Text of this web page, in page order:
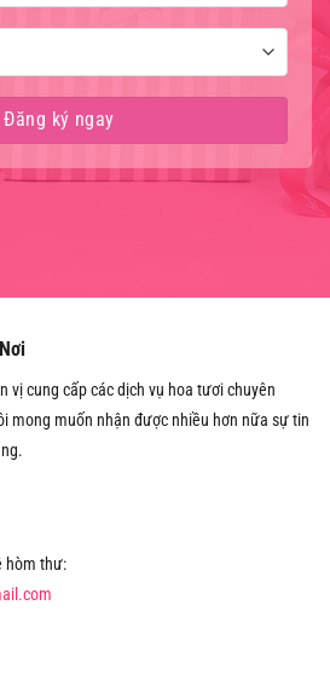
vị cung cấp các dịch vụ hoa tươi chuyên
mong muốn nhận được nhiều hơn nữa sự tin
hòm thư: